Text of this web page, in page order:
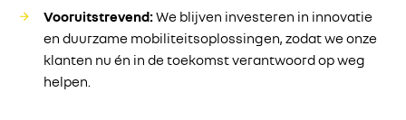
Vooruitstrevend:We blijven investeren in innovatie
en duurzame mobiliteitsoplossingen, zodat we onze
klanten nu én in de toekomst verantwoord op weg
helpen.